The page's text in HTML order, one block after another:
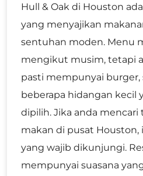
Hull & Oak di Houston
yang menyajikan
sentuhan moden. Menu
mengikut musim, tetapi
pasti mempunyai burger,
beberapa hidangan kecil
dipilih. Jika anda
makan di pusat Houston,
yang wajib dikunjungi.
mempunyai suasana